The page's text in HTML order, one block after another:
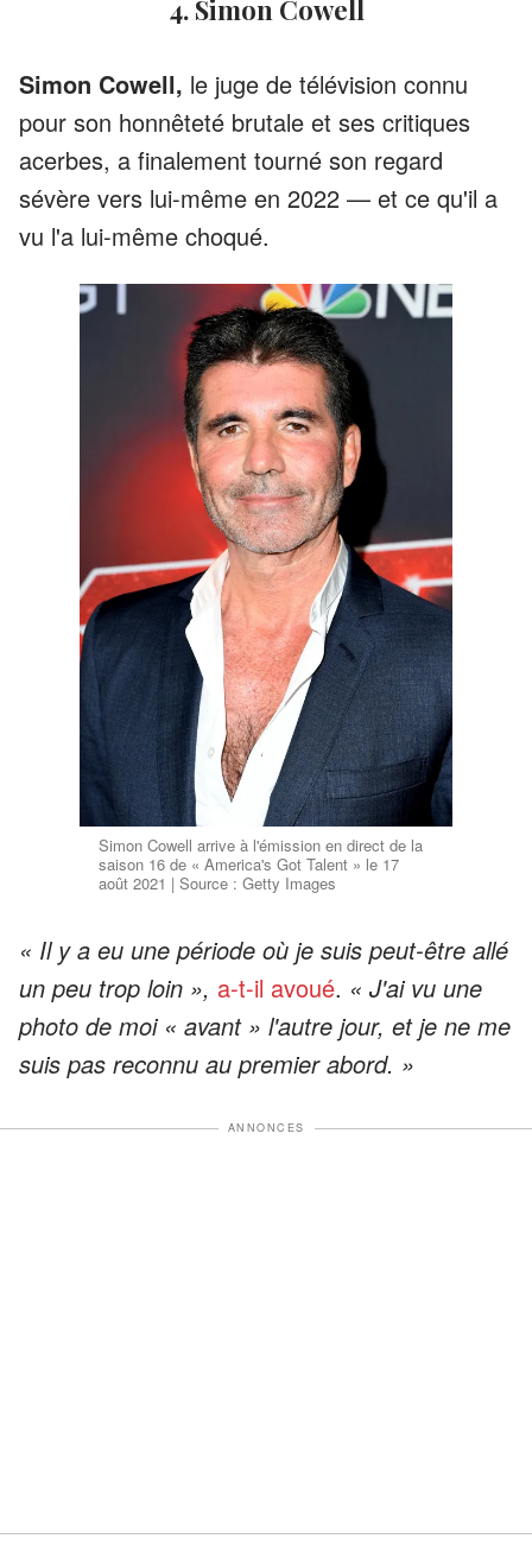
4. Simon Cowell
Simon Cowell, le juge de télévision connu
pour son honnêteté brutale et ses critiques
acerbes, a finalement tourné son regard
sévère vers lui-même en 2022 — et ce qu'il a
vu l'a lui-même choqué.
Simon Cowell arrive à l'émission en direct de la
saison 16 de « America's Got Talent » le 17
août 2021 | Source : Getty Images
« Il y a eu une période où je suis peut-être allé
un peu trop loin », a-t-il avoué. « J'ai vu une
photo de moi « avant » l'autre jour, et je ne me
suis pas reconnu au premier abord. »
ANNONCES